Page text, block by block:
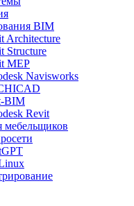
BIM
Architecture
Structure
MEP
Navisworks
BIM
Revit
мебельщиков